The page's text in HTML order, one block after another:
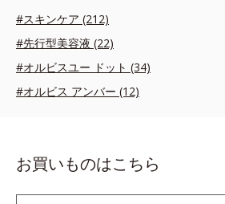
#スキンケア (212)
#先行型美容液 (22)
#オルビスユー ドット (34)
#オルビス アンバー (12)
お買いものはこちら